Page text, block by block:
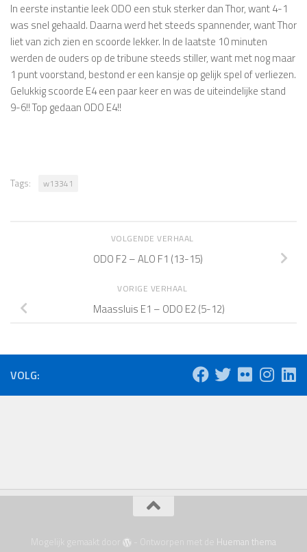
In eerste instantie leek ODO een stuk sterker dan Thor, want 4-1
was snel gehaald. Daarna werd het steeds spannender, want Thor
liet van zich zien en scoorde lekker. In de laatste 10 minuten
werden de ouders op de tribune steeds stiller, want met nog maar
1 punt voorstand, bestond er een kansje op gelijk spel of verliezen.
Gelukkig scoorde E4 een paar keer en was de uiteindelijke stand
9-6!! Top gedaan ODO E4!!
Tags: w13341
VOLGENDE VERHAAL
ODO F2 – ALO F1 (13-15)
VORIGE VERHAAL
Maassluis E1 – ODO E2 (5-12)
VOLG:
Mogelijk gemaakt door - Ontworpen met de Hueman thema